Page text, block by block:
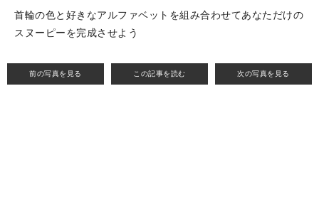
前の写真を見る この記事を読む 次の写真を見る
首輪の色と好きなアルファベットを組み合わせてあなただけの
スヌーピーを完成させよう